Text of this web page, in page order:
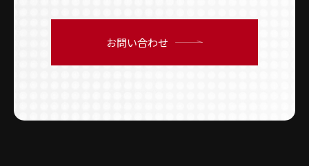
お問い合わせ